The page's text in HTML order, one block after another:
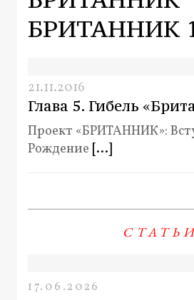
БРИТАННИК
21.11.2016
Глава 5. Гибель
Проект «БРИТАННИК»:
Рождение [...]
17.06.2026